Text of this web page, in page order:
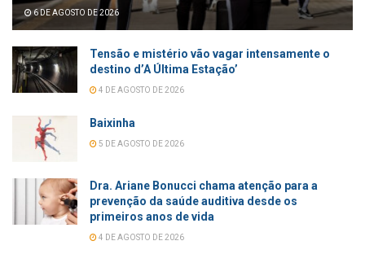
6 DE AGOSTO DE 2026
Tensão e mistério vão vagar intensamente o
destino d’A Última Estação’
4 DE AGOSTO DE 2026
Baixinha
5 DE AGOSTO DE 2026
Dra. Ariane Bonucci chama atenção para a
prevenção da saúde auditiva desde os
primeiros anos de vida
4 DE AGOSTO DE 2026